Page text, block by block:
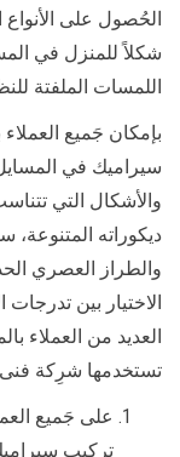
الحُصول على الأنواع
شكلاً للمنزل في
اللمسات الملفتة
بإمكان جَميع
سيراميك في
والأشكال التي
ديكوراته المتنوعة،
والطراز العصري
الاختيار بين
العديد من العملاء
تستخدمها شرِكة
على جَميع
تركيب